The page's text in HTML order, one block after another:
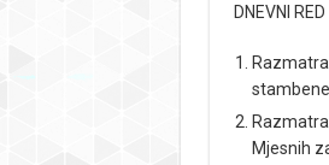
DNEVNI RED
Mjesnih